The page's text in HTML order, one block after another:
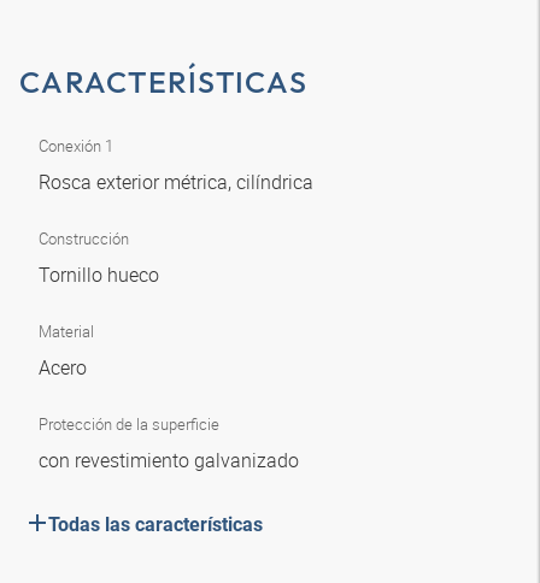
CARACTERÍSTICAS
Conexión 1
Rosca exterior métrica, cilíndrica
Construcción
Tornillo hueco
Material
Acero
Protección de la superficie
con revestimiento galvanizado
Todas las características